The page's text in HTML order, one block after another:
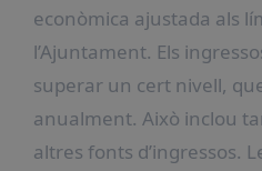
econòmica ajustada als
l’Ajuntament. Els
superar un cert nivell,
anualment. Això inclou
altres fonts d’ingressos.